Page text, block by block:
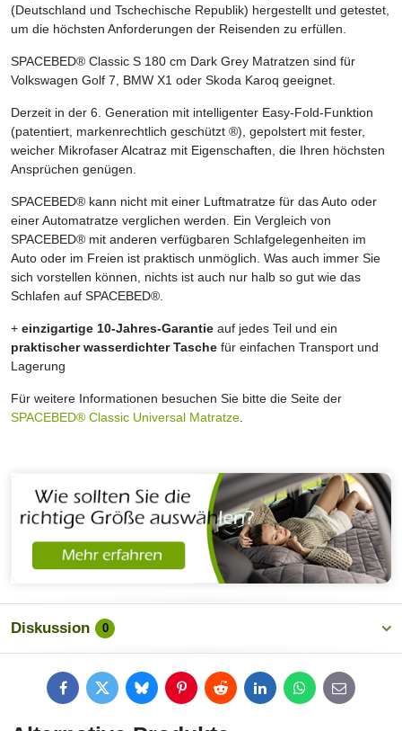
(Deutschland und Tschechische Republik) hergestellt und getestet,
um die höchsten Anforderungen der Reisenden zu erfüllen.
SPACEBED® Classic S 180 cm Dark Grey Matratzen sind für
Volkswagen Golf 7, BMW X1 oder Skoda Karoq geeignet.
Derzeit in der 6. Generation mit intelligenter Easy-Fold-Funktion
(patentiert, markenrechtlich geschützt ®), gepolstert mit fester,
weicher Mikrofaser Alcatraz mit Eigenschaften, die Ihren höchsten
Ansprüchen genügen.
SPACEBED® kann nicht mit einer Luftmatratze für das Auto oder
einer Automatratze verglichen werden. Ein Vergleich von
SPACEBED® mit anderen verfügbaren Schlafgelegenheiten im
Auto oder im Freien ist praktisch unmöglich. Was auch immer Sie
sich vorstellen können, nichts ist auch nur halb so gut wie das
Schlafen auf SPACEBED®.
+ einzigartige 10-Jahres-Garantie auf jedes Teil und ein
praktischer wasserdichter Tasche für einfachen Transport und
Lagerung
Für weitere Informationen besuchen Sie bitte die Seite der
SPACEBED® Classic Universal Matratze
Diskussion 0
FacebookTwitterBlueskyPinterestRedditLinkedInWhatsApp
E-
mail